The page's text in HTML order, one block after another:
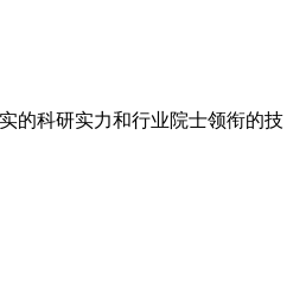
的科研实力和行业院士领衔的技